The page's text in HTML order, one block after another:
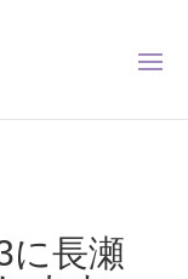
に長瀬